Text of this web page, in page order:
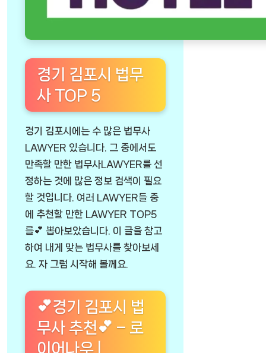
경기 김포시 법무
사 TOP 5
경기 김포시에는 수 많은 법무사
LAWYER 있습니다. 그 중에서도
만족할 만한 법무사LAWYER를 선
정하는 것에 많은 정보 검색이 필요
할 것입니다. 여러 LAWYER들 중
에 추천할 만한 LAWYER TOP5
를💕 뽑아보았습니다. 이 글을 참고
하여 내게 맞는 법무사를 찾아보세
요. 자 그럼 시작해 볼께요.
💕경기 김포시 법
무사 추천💕 – 로
이어나우 |